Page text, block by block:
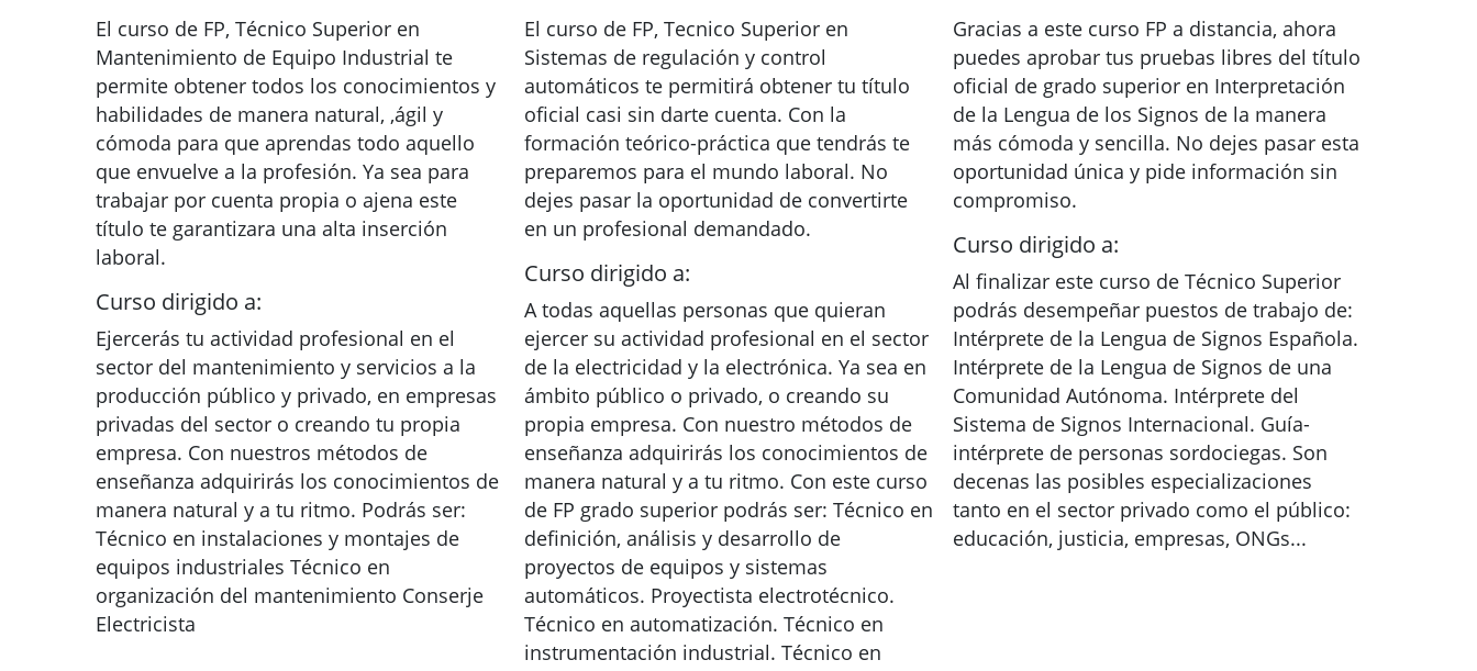
El curso de FP, Técnico Superior en
Mantenimiento de Equipo Industrial te
permite obtener todos los conocimientos y
habilidades de manera natural, ,ágil y
cómoda para que aprendas todo aquello
que envuelve a la profesión. Ya sea para
trabajar por cuenta propia o ajena este
título te garantizara una alta inserción
laboral.
Curso dirigido a:
Ejercerás tu actividad profesional en el
sector del mantenimiento y servicios a la
producción público y privado, en empresas
privadas del sector o creando tu propia
empresa. Con nuestros métodos de
enseñanza adquirirás los conocimientos de
manera natural y a tu ritmo. Podrás ser:
Técnico en instalaciones y montajes de
equipos industriales Técnico en
organización del mantenimiento Conserje
Electricista
El curso de FP, Tecnico Superior en
Sistemas de regulación y control
automáticos te permitirá obtener tu título
oficial casi sin darte cuenta. Con la
formación teórico-práctica que tendrás te
preparemos para el mundo laboral. No
dejes pasar la oportunidad de convertirte
en un profesional demandado.
Curso dirigido a:
A todas aquellas personas que quieran
ejercer su actividad profesional en el sector
de la electricidad y la electrónica. Ya sea en
ámbito público o privado, o creando su
propia empresa. Con nuestro métodos de
enseñanza adquirirás los conocimientos de
manera natural y a tu ritmo. Con este curso
de FP grado superior podrás ser: Técnico en
definición, análisis y desarrollo de
proyectos de equipos y sistemas
automáticos. Proyectista electrotécnico.
Técnico en automatización. Técnico en
instrumentación industrial. Técnico en
Gracias a este curso FP a distancia, ahora
puedes aprobar tus pruebas libres del título
oficial de grado superior en Interpretación
de la Lengua de los Signos de la manera
más cómoda y sencilla. No dejes pasar esta
oportunidad única y pide información sin
compromiso.
Curso dirigido a:
Al finalizar este curso de Técnico Superior
podrás desempeñar puestos de trabajo de:
Intérprete de la Lengua de Signos Española.
Intérprete de la Lengua de Signos de una
Comunidad Autónoma. Intérprete del
Sistema de Signos Internacional. Guía-
intérprete de personas sordociegas. Son
decenas las posibles especializaciones
tanto en el sector privado como el público:
educación, justicia, empresas, ONGs...